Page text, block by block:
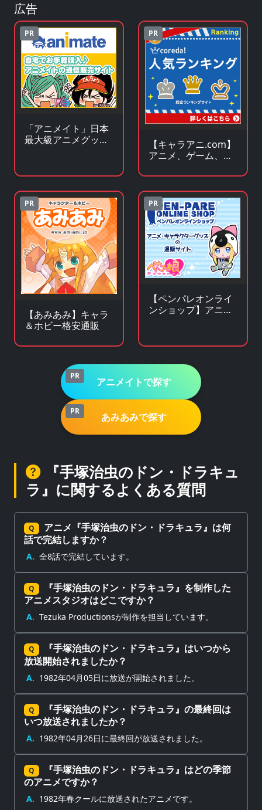
広告
PR
「アニメイト」日本
最大級アニメグッズ
PR
【キャラアニ.com】
アニメ、ゲーム、ア
ズの総合オンライン
ストア
PR
【あみあみ】キャラ
＆ホビー格安通販
PR
【ペンパレオンライ
ンショップ】アニ
PR アニメイトで探す
PR あみあみで探す
『手塚治虫のドン・ドラキュ
ラ』に関するよくある質問
Q
アニメ『手塚治虫のドン・ドラキュラ』は何
話で完結しますか？
A. 全8話で完結しています。
Q
『手塚治虫のドン・ドラキュラ』を制作した
アニメスタジオはどこですか？
A. Tezuka Productionsが制作を担当しています。
Q
『手塚治虫のドン・ドラキュラ』はいつから
放送開始されましたか？
A. 1982年04月05日に放送が開始されました。
Q
『手塚治虫のドン・ドラキュラ』の最終回は
いつ放送されましたか？
A. 1982年04月26日に最終回が放送されました。
Q
『手塚治虫のドン・ドラキュラ』はどの季節
のアニメですか？
A. 1982年春クールに放送されたアニメです。